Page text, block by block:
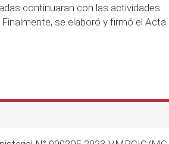
continuaran con las actividades
se elaboró y firmó el Acta